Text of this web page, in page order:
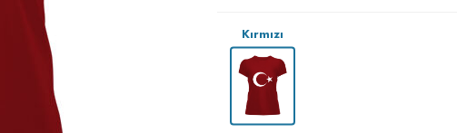
Kırmızı